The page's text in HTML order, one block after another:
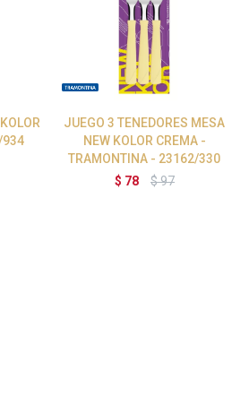
934
JUEGO 3 TENEDORES MESA
NEW KOLOR CREMA -
TRAMONTINA - 23162/330
$ 78 $97